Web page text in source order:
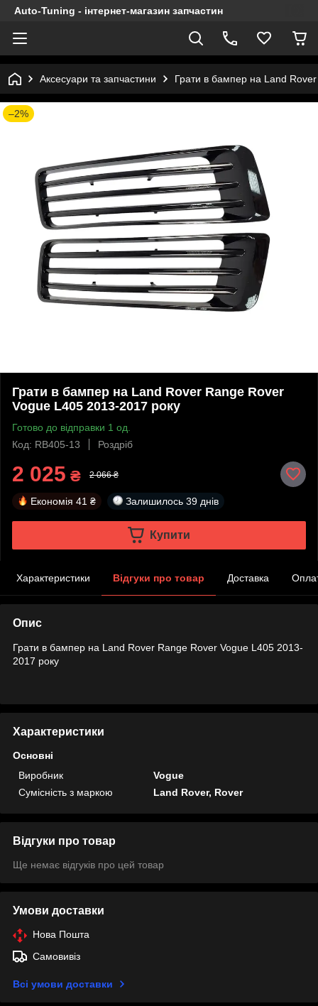
Auto-Tuning - інтернет-магазин запчастин
Аксесуари та запчастини Грати в бампер на Land
–2%
Грати в бампер на Land Rover Range Rover
Vogue L405 2013-2017 року
Готово до відправки 1 од.
Код: RB405-13
Роздріб
2 025 ₴ 2 066 ₴
Економія 41 ₴ Залишилось 39 днів
Купити
Характеристики Відгуки про товар Доставка
Опис
Грати в бампер на Land Rover Range Rover Vogue L405 2013-
2017 року
Характеристики
Основні
Виробник
Vogue
Сумісність з маркою
Land Rover, Rover
Відгуки про товар
Ще немає відгуків про цей товар
Умови доставки
Нова Пошта
Самовивіз
Всі умови доставки